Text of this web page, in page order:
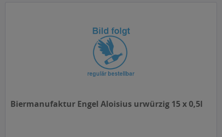
Biermanufaktur Engel Aloisius urwürzig 15 x 0,5l